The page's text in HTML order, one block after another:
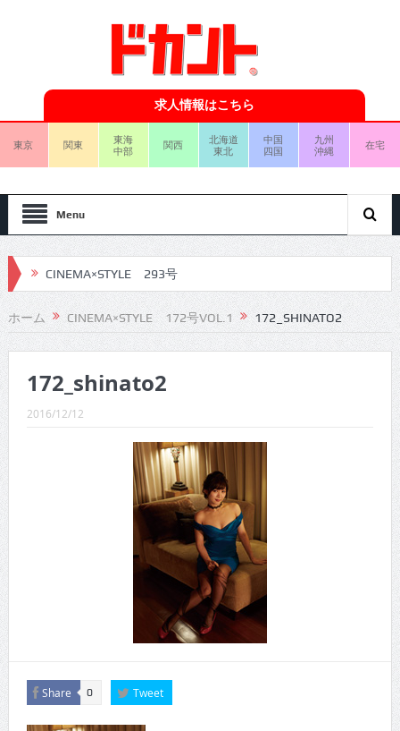
求人情報はこちら
東京 関東
東海
中部
関西
北海道
東北
中国
四国
九州
沖縄
在宅
Menu
CINEMA×STYLE 293号
CINEMA×STYLE 292号
CINEMA×STYLE 291号
CINEMA×STYLE 290号
CINEMA×STYLE 289号
CINEMA×STYLE 288号
CINEMA×STYLE 287号
CINEMA×STYLE 286号
CINEMA×STYLE 285号
CINEMA×STYLE 294号
ホーム CINEMA×STYLE 172号VOL.1 172_SHINATO2
172_shinato2
2016/12/12
Share 0 Tweet